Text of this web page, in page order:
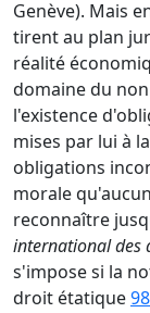
Genève). Mais
tirent au plan
réalité
domaine du
l'existence
mises par lui à
obligations
morale
reconnaître
international des
s'impose si la
droit étatique